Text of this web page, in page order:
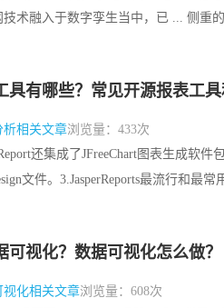
技术融入于数字孪生当中，已 ... 侧重
具有哪些？常见开源报表工
析相关文章浏览量：433次
还集成了JFreeChart图表生成软件
文件。3.JasperReports最流行和最
可视化？数据可视化怎么做？
视化相关文章浏览量：608次